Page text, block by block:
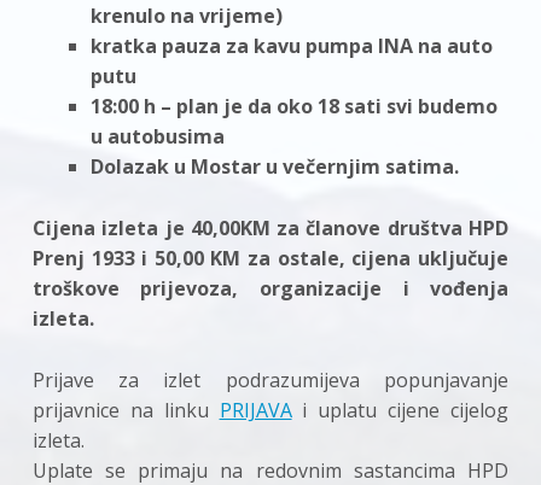
krenulo na vrijeme)
kratka pauza za kavu pumpa INA na auto
putu
18:00 h – plan je da oko 18 sati svi budemo
u autobusima
Dolazak u Mostar u večernjim satima.
Cijena izleta je 40,00KM za članove društva HPD
Prenj 1933 i 50,00 KM za ostale, cijena uključuje
troškove prijevoza, organizacije i vođenja
izleta.
Prijave za izlet podrazumijeva popunjavanje
prijavnice na linku PRIJAVAi uplatu cijene cijelog
izleta.
Uplate se primaju na redovnim sastancima HPD